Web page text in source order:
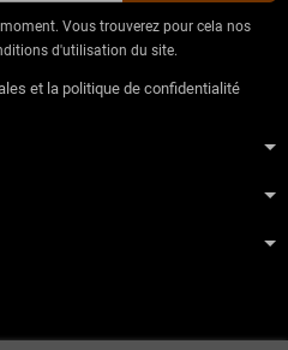
Vous trouverez pour cela nos
d'utilisation du site.
et la politique de confidentialité